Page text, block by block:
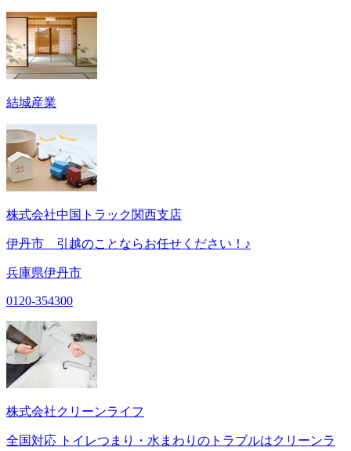
結城産業
株式会社中国トラック関西支店
伊丹市 引越のことならお任せください！♪
兵庫県伊丹市
0120-354300
株式会社クリーンライフ
全国対応 トイレつまり・水まわりのトラブルはクリーンラ